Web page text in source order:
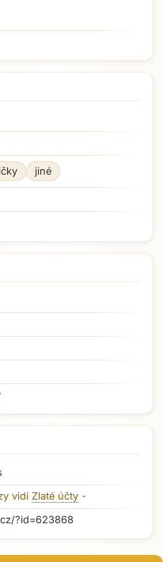
na hlavní obsah
jiné
vidí Zlaté účty -
?id=623868